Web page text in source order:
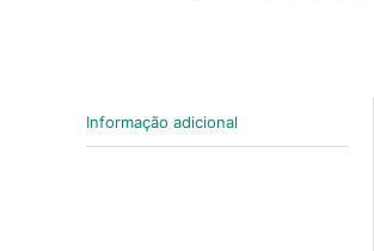
Informação adicional